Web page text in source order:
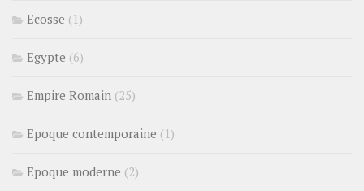
Ecosse (1)
Egypte (6)
Empire Romain (25)
Epoque contemporaine (1)
Epoque moderne (2)